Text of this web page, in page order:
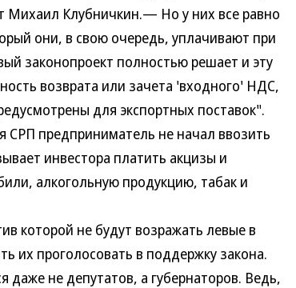
Клубничкин.— Но у них все равно
они, в свою очередь, уплачивают при
законопроект полностью решает и эту
возврата или зачета 'входного' НДС,
для экспортных поставок".
предприниматель не начал ввозить
инвестора платить акцизы и
алкогольную продукцию, табак и
которой не будут возражать левые в
их проголосовать в поддержку закона.
не депутатов, а губернаторов. Ведь,